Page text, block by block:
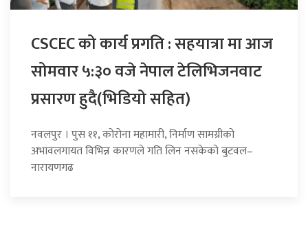
CSCEC को कार्य प्रगति : सहयात्रा मा आज
सोमवार ५:३० वजे नेपाल टेलिभिजनवाट
प्रसारण हुदै(भिडियो सहित)
नवलपुर । पुस ११, कोरोना महामारी, निर्माण सामग्रीको
अभावलगायत विभिन्न कारणले गति लिन नसकेको बुटवल–
नारायणगढ